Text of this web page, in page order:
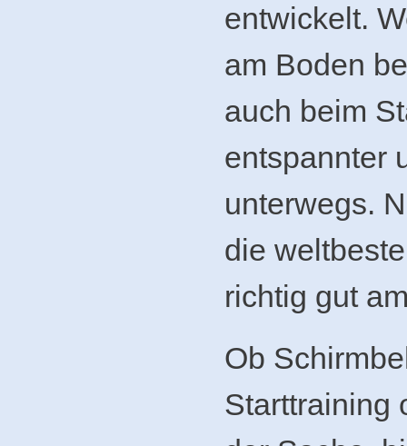
entwickelt.
am Boden
auch beim
entspannter
unterwegs.
die
richtig gut
Ob
Starttraining